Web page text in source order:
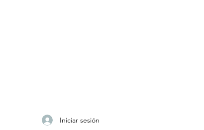
Iniciar sesión